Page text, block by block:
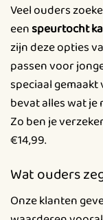
Veel ouders
eenspeurtocht
zijn deze opties
passen voor
speciaal
bevat alles wat
Zo ben je
€14,99.
Wat ouders
Onze klanten